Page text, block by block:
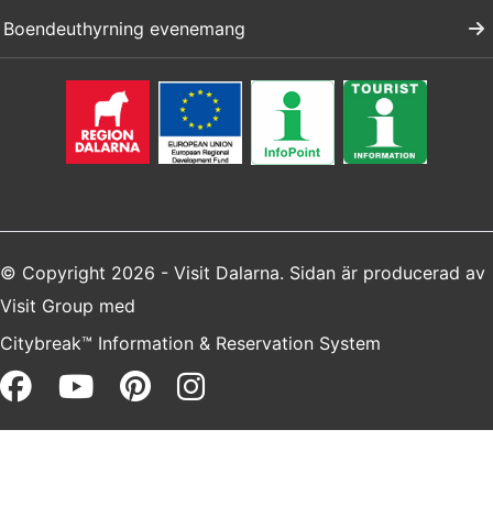
Boendeuthyrning evenemang
© Copyright 2026 - Visit Dalarna. Sidan är producerad av
Visit Group med
Citybreak™ Information & Reservation System
Facebook (opens in a new
Youtube (opens in a new
Pinterest (opens in a
Instagram (opens